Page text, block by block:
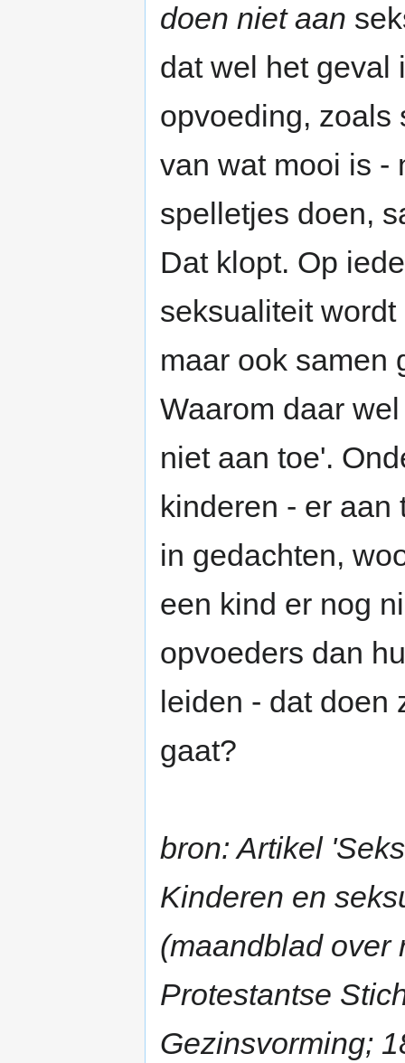
doen niet aan
dat wel het geval
opvoeding, zoals
van wat mooi is -
spelletjes doen,
Dat klopt. Op
seksualiteit
maar ook samen
Waarom daar
niet aan toe'.
kinderen - er
in gedachten,
een kind er nog
opvoeders dan
leiden - dat
gaat?
bron: Artikel
Kinderen en
(maandblad over
Protestantse
Gezinsvorming;